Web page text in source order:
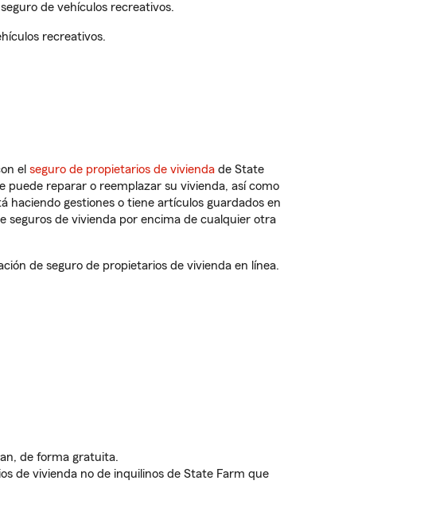
de vehículos recreativos.
recreativos.
el seguro de propietarios de vivienda de State
puede reparar o reemplazar su vivienda, así como
haciendo gestiones o tiene artículos guardados en
seguros de vivienda por encima de cualquier otra
de seguro de propietarios de vivienda en línea.
de forma gratuita.
de vivienda no de inquilinos de State Farm que